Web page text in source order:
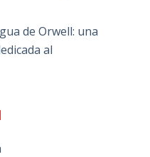
de Orwell: una
al